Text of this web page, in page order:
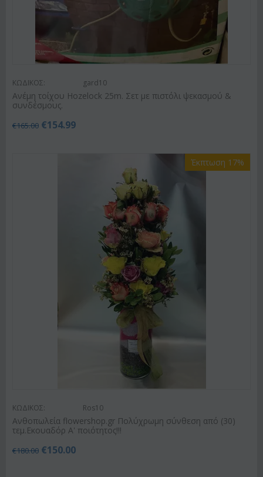
ΚΩΔΙΚΟΣ: gard10
Ανέμη τοίχου Hozelock 25m. Σετ με πιστόλι ψεκασμού &
συνδέσμους.
€165.00 €154.99
Έκπτωση 17%
ΚΩΔΙΚΟΣ: Ros10
Ανθοπωλεία flowershop.gr Πολύχρωμη σύνθεση από (30)
τεμ.Εκουαδόρ Α' ποιότητος!!!
€180.00 €150.00